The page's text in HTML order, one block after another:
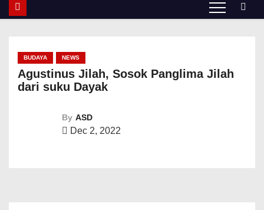
BUDAYA NEWS
Agustinus Jilah, Sosok Panglima Jilah
dari suku Dayak
By ASD
Dec 2, 2022